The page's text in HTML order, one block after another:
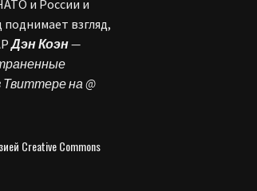
и России и
взгляд,
Дэн Коэн—
на @
Creative Commons